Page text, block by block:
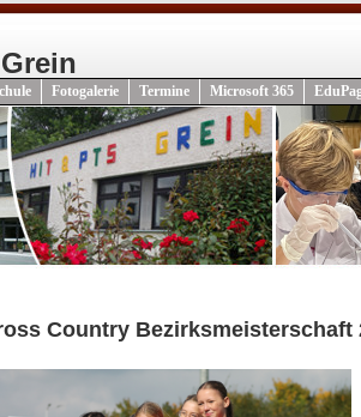
Fotogalerie Termine Microsoft 365
Country Bezirksmeisterschaft